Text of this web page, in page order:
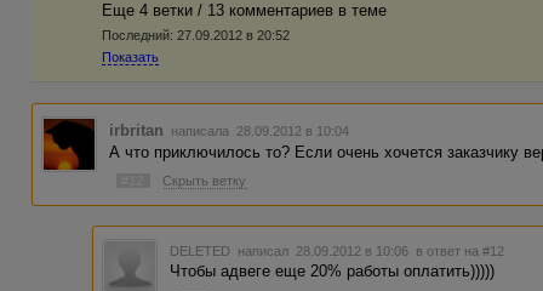
Еще 4 ветки / 13 комментариев в темe
Последний: 27.09.2012 в 20:52
Показать
irbritan написала 28.09.2012 в 10:04
А что приключилось то? Если очень хочется заказчику
Скрыть ветку
DELETED написал 28.09.2012 в 10:06 в ответ на #12
Чтобы адвеге еще 20% работы оплатить)))))